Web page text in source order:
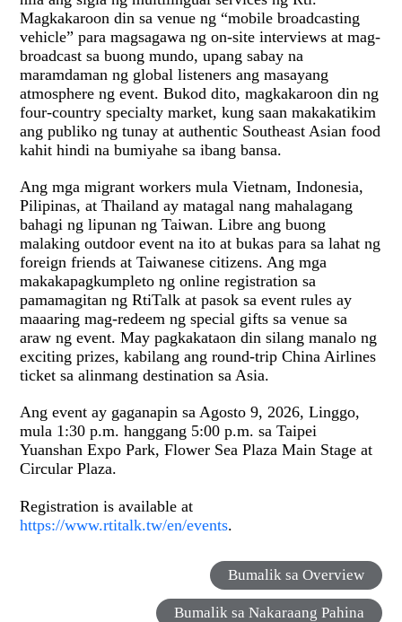
Magkakaroon din sa venue ng “mobile broadcasting
vehicle” para magsagawa ng on-site interviews at mag-
broadcast sa buong mundo, upang sabay na
maramdaman ng global listeners ang masayang
atmosphere ng event. Bukod dito, magkakaroon din ng
four-country specialty market, kung saan makakatikim
ang publiko ng tunay at authentic Southeast Asian food
kahit hindi na bumiyahe sa ibang bansa.
Ang mga migrant workers mula Vietnam, Indonesia,
Pilipinas, at Thailand ay matagal nang mahalagang
bahagi ng lipunan ng Taiwan. Libre ang buong
malaking outdoor event na ito at bukas para sa lahat ng
foreign friends at Taiwanese citizens. Ang mga
makakapagkumpleto ng online registration sa
pamamagitan ng RtiTalk at pasok sa event rules ay
maaaring mag-redeem ng special gifts sa venue sa
araw ng event. May pagkakataon din silang manalo ng
exciting prizes, kabilang ang round-trip China Airlines
ticket sa alinmang destination sa Asia.
Ang event ay gaganapin sa Agosto 9, 2026, Linggo,
mula 1:30 p.m. hanggang 5:00 p.m. sa Taipei
Yuanshan Expo Park, Flower Sea Plaza Main Stage at
Circular Plaza.
Registration is available at
https://www.rtitalk.tw/en/events.
Bumalik sa Overview
Bumalik sa Nakaraang Pahina